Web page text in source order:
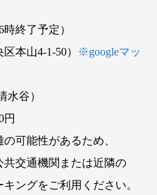
時終了予定）
本山4-1-50）
※googleマッ
谷）
円
可能性があるため、
関または近隣の
ご利用ください。